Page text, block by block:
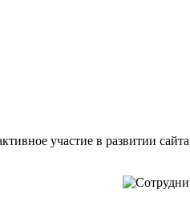
участие в развитии